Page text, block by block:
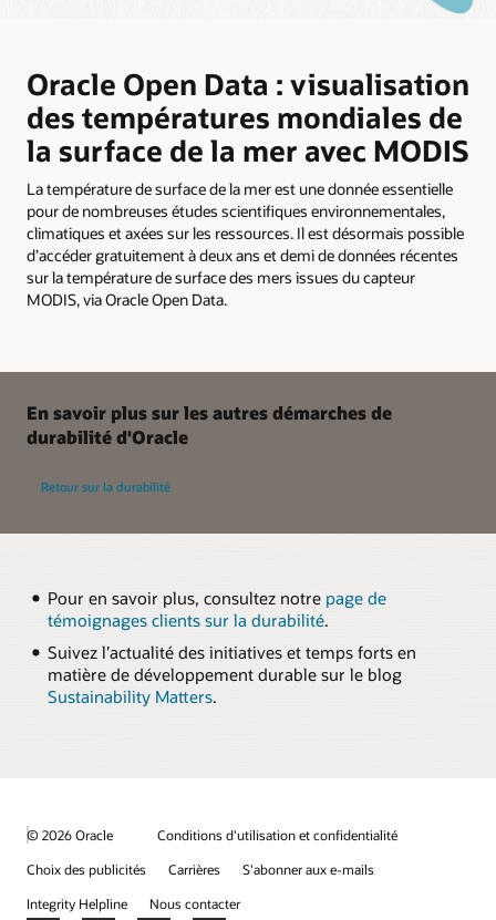
Oracle Open Data : visualisation
des températures mondiales de
la surface de la mer avec MODIS
La température de surface de la mer est une donnée essentielle
pour de nombreuses études scientifiques environnementales,
climatiques et axées sur les ressources. Il est désormais possible
d’accéder gratuitement à deux ans et demi de données récentes
sur la température de surface des mers issues du capteur
MODIS, via Oracle Open Data.
En savoir plus sur les autres démarches de
durabilité d'Oracle
Retour sur la durabilité
Pour en savoir plus, consultez notre page de
témoignages clients sur la durabilité.
Suivez l’actualité des initiatives et temps forts en
matière de développement durable sur le blog
Sustainability Matters.
© 2026 Oracle
Conditions d'utilisation et confidentialité
Choix des publicités
Carrières
S'abonner aux e-mails
Integrity Helpline
Nous contacter